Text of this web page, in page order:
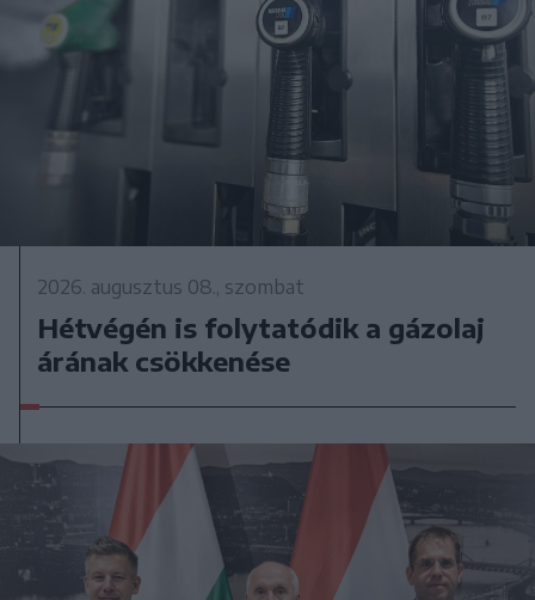
2026. augusztus 08., szombat
Hétvégén is folytatódik a gázolaj
árának csökkenése